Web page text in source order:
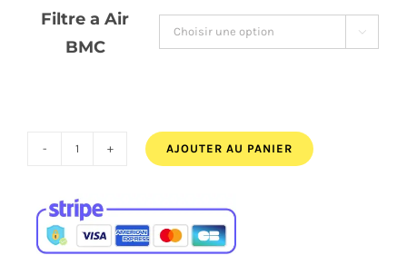
Filtre a Air
BMC

quantité
Filtre
à
AJOUTER AU PANIER